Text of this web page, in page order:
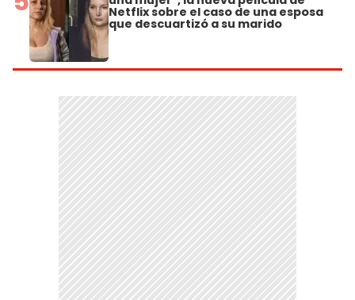
Netflix sobre el caso de una esposa
que descuartizó a su marido